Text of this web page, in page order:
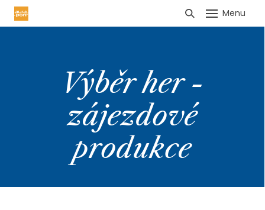
Menu
Výběr her -
zájezdové
produkce